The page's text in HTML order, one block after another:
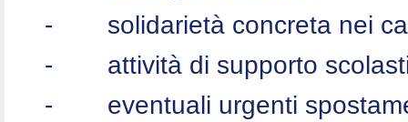
-
solidarietà concreta nei
-
attività di supporto
-
eventuali urgenti